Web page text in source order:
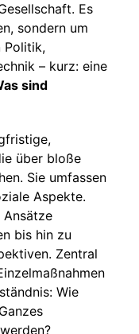
Es
sondern um
Politik,
– kurz: eine
sind
über bloße
Sie umfassen
Aspekte.
Ansätze
bis hin zu
Zentral
Wie